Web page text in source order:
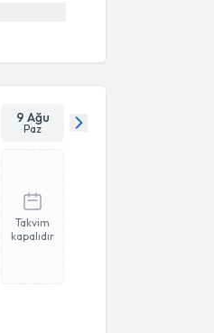
9 Ağu
Paz
Takvim
kapalıdır